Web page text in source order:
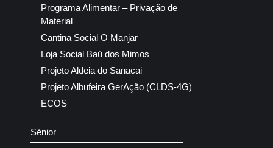
Programa Alimentar – Privação de
Material
Cantina Social O Manjar
Loja Social Baú dos Mimos
Projeto Aldeia do Sanacai
Projeto Albufeira GerAção (CLDS-4G)
ECOS
Sénior